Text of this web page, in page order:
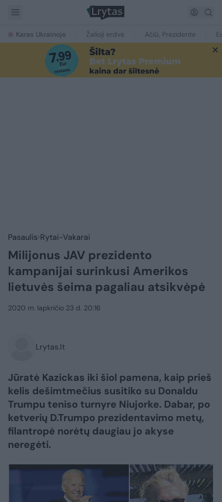
Karas Ukrainoje Žalioji erdvė Ačiū, Prezidente
Pasaulis Rytai-Vakarai
Milijonus JAV prezidento
kampanijai surinkusi Amerikos
lietuvės šeima pagaliau atsikvėpė
2020 m. lapkričio 23 d. 20:16
Lrytas.lt
Jūratė Kazickas iki šiol pamena, kaip prieš
kelis dešimtmečius susitiko su Donaldu
Trumpu teniso turnyre Niujorke. Dabar, po
ketverių D.Trumpo prezidentavimo metų,
filantropė norėtų daugiau jo akyse
neregėti.